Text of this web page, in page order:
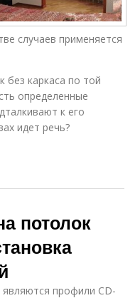
случаев применяется
без каркаса по той
определенные
к его
идет речь?
потолок
профили CD-